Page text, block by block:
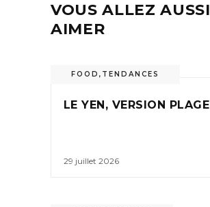
VOUS ALLEZ AUSSI
AIMER
FOOD , TENDANCES
LE YEN, VERSION PLAGE
29 juillet 2026